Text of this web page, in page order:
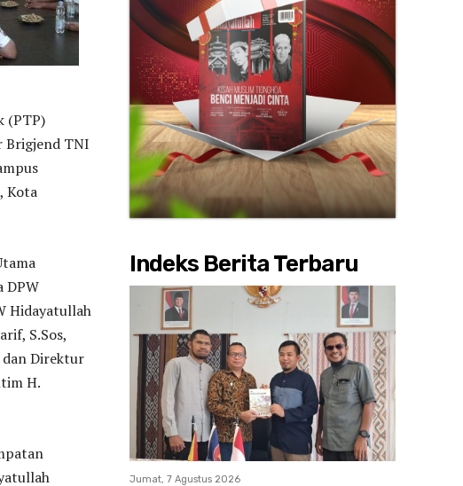
(PTP)
Brigjend TNI
Kota
DPW
Hidayatullah
S.Sos,
dan Direktur
H.
Indeks Berita Terbaru
Jumat, 7 Agustus 2026